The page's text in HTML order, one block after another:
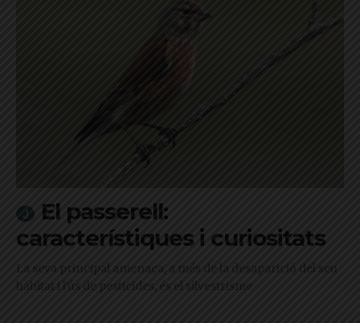
El passerell:
característiques i curiositats
La seva principal amenaça, a més de la desaparició del seu
hàbitat i l'ús de pesticides, és el silvestrisme